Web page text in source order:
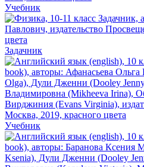
Учебник
Задачник
Учебник